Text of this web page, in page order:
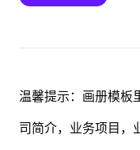
温馨提示：画册模板
司简介，业务项目，